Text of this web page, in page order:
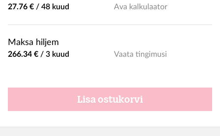
27.76 € / 48 kuud Ava kalkulaator
Maksa hiljem
266.34 € / 3 kuud Vaata tingimusi
Lisa ostukorvi